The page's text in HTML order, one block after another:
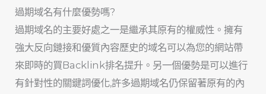
過期域名有什麼優勢嗎?
過期域名的主要好處之一是繼承其原有的權威性。擁有
強大反向鏈接和優質內容歷史的域名可以為您的網站帶
來即時的買Backlink排名提升。另一個優勢是可以進行
有針對性的關鍵詞優化,許多過期域名仍保留著原有的內